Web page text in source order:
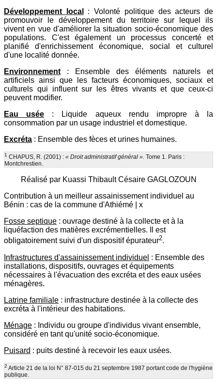
Développement local
: Volonté politique des acteurs de
promouvoir le développement du territoire sur lequel ils
vivent en vue d'améliorer la situation socio-économique des
populations. C'est également un processus concerté et
planifié d'enrichissement économique, social et culturel
d'une localité donnée.
Environnement : Ensemble des éléments naturels et
artificiels ainsi que les facteurs économiques, sociaux et
culturels qui influent sur les êtres vivants et que ceux-ci
peuvent modifier.
Eau usée : Liquide aqueux rendu impropre à la
consommation par un usage industriel et domestique.
Excréta : Ensemble des fèces et urines humaines.
1 CHAPUS, R. (2001) : « Droit administratif général ». Tome 1. Paris :
Montchrestien.
Réalisé par Kuassi Thibault Césaire GAGLOZOUN
Contribution à un meilleur assainissement individuel au
Bénin : cas de la commune d'Athiémé | x
Fosse septique : ouvrage destiné à la collecte et à la
liquéfaction des matières excrémentielles. Il est
obligatoirement suivi d'un dispositif épurateur2.
Infrastructures d'assainissement individuel : Ensemble des
installations, dispositifs, ouvrages et équipements
nécessaires à l'évacuation des excréta et des eaux usées
ménagères.
Latrine familiale : infrastructure destinée à la collecte des
excréta à l'intérieur des habitations.
Ménage : Individu ou groupe d'individus vivant ensemble,
considéré en tant qu'unité socio-économique.
Puisard : puits destiné à recevoir les eaux usées.
2 Article 21 de la loi N° 87-015 du 21 septembre 1987 portant code de l'hygiène
publique.